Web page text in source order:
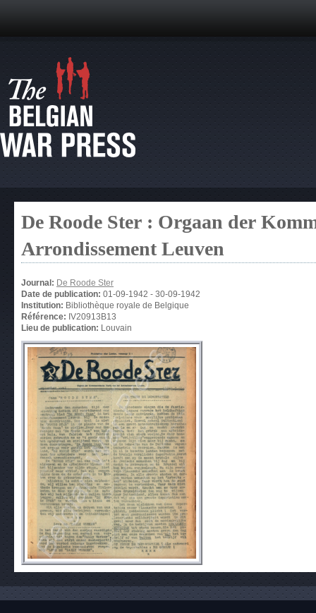
De Roode Ster : Orgaan der
Arrondissement Leuven
Journal: De Roode Ster
Date de publication: 01-09-1942 - 30-09-1942
Institution: Bibliothèque royale de Belgique
Référence: IV20913B13
Lieu de publication: Louvain